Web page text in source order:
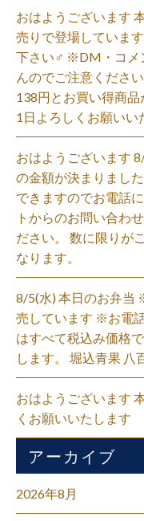
おはようございます
売りで登場していま
下さい‍♂️ ※DM・コメ
んのでご注意くださ
138円とお買い得商
1日よろしくお願いい
おはようございます
の金額が決まりまし
できますのでお電話
トからのお問い合わ
ださい。 数に限りが
なります。
8/5(水) 本日のお弁当
売しています ※お電
はすべて税込み価格
します。 堀込青果 八
おはようございます
くお願いいたします
アーカイブ
2026年8月